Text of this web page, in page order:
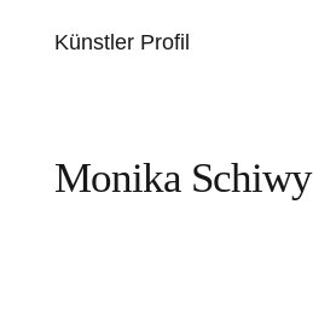
Künstler Profil
Monika Schiwy